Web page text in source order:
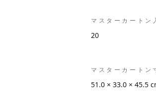
マスターカートン
20
マスターカートン
51.0 × 33.0 × 45.5